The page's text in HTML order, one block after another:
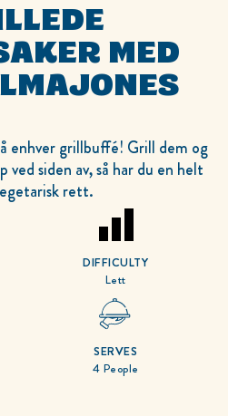
MED
enhver grillbuffé! Grill dem og
ved siden av, så har du en helt
rett.
Lett
DIFFICULTY
4 People
SERVES